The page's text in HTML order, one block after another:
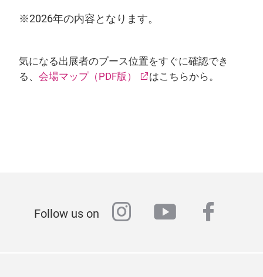
※2026年の内容となります。
気になる出展者のブース位置をすぐに確認でき
る、 会場マップ（PDF版） はこちらから。
Follow us on instagram
youtube